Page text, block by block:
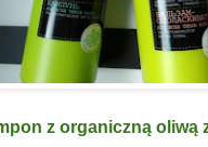
z organiczną oliwą